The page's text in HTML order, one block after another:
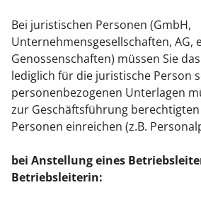
Bei juristischen Personen (GmbH,
Unternehmensgesellschaften, AG,
Genossenschaften) müssen Sie
lediglich für die juristische Person
personenbezogenen Unterlagen
zur Geschäftsführung
Personen einreichen (z.B.
bei Anstellung eines
Betriebsleiterin: